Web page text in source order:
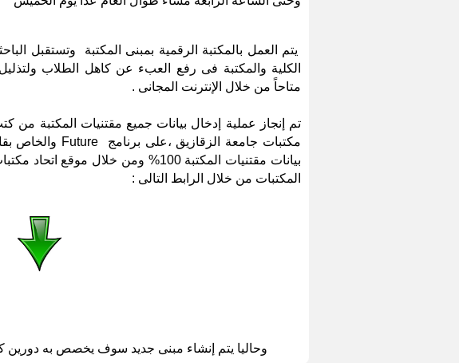
يتم العمل بالمكتبة الرقمية بمبنى المكتبة وتستقبل
الكلية والمكتبة فى رفع العبء عن كاهل الطلاب
متاحاً من خلال الإنترنت المجانى .
تم إنجاز عملية إدخال بيانات جميع مقتنيات المكتبة
مكتبات جامعة الزقازيق ،على برنامج Future والخاص
بيانات مقتنيات المكتبة100
% ومن خلال موقع اتحاد
المكتبات من خلال الرابط التالى :
وحاليا يتم إنشاء مبنى جديد سوف يخصص به دورين